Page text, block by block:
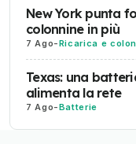
New York punta
colonnine in più
7 Ago-Ricarica e
Texas: una
alimenta la rete
7 Ago-Batterie